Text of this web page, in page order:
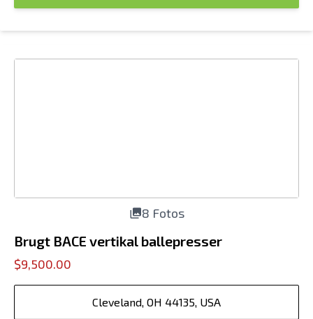
8 Fotos
Brugt BACE vertikal ballepresser
$9,500.00
Cleveland, OH 44135, USA